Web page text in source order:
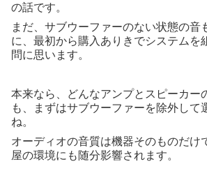
の話です。
まだ、サブウーファーのない状態の音
に、最初から購入ありきでシステムを
問に思います。
本来なら、どんなアンプとスピーカー
も、まずはサブウーファーを除外して
ね。
オーディオの音質は機器そのものだけ
屋の環境にも随分影響されます。